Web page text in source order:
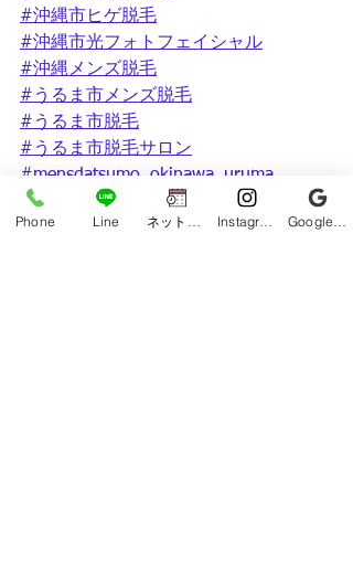
#沖縄市ヒゲ脱毛
#沖縄市光フォトフェイシャル
#沖縄メンズ脱毛
#うるま市メンズ脱毛
#うるま市脱毛
#うるま市脱毛サロン
#mensdatsumo_okinawa_uruma
【公式アカウント】
Phone Line